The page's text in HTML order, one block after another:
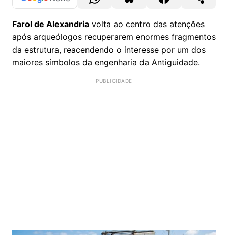
Farol de Alexandria volta ao centro das atenções
após arqueólogos recuperarem enormes fragmentos
da estrutura, reacendendo o interesse por um dos
maiores símbolos da engenharia da Antiguidade.